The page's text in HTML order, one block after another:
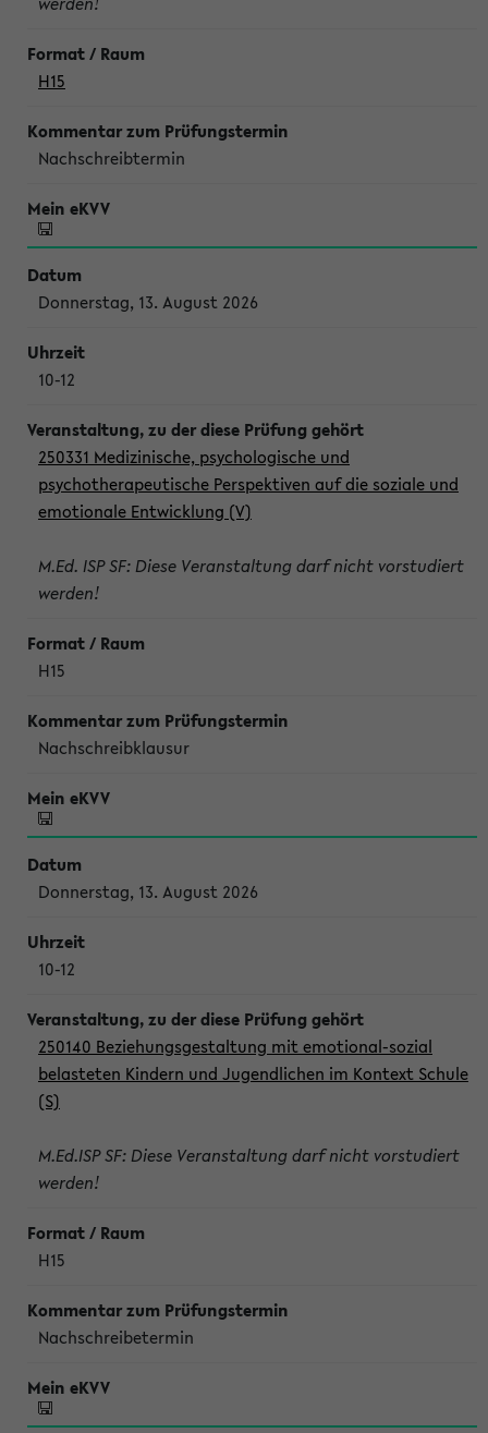
H15
Nachschreibtermin
Donnerstag, 13. August 2026
10-12
250331 Medizinische, psychologische und
psychotherapeutische Perspektiven auf die soziale und
emotionale Entwicklung (V)
M.Ed. ISP SF: Diese Veranstaltung darf nicht vorstudiert
werden!
H15
Nachschreibklausur
Donnerstag, 13. August 2026
10-12
250140 Beziehungsgestaltung mit emotional-sozial
belasteten Kindern und Jugendlichen im Kontext Schule
(S)
M.Ed.ISP SF: Diese Veranstaltung darf nicht vorstudiert
werden!
H15
Nachschreibetermin